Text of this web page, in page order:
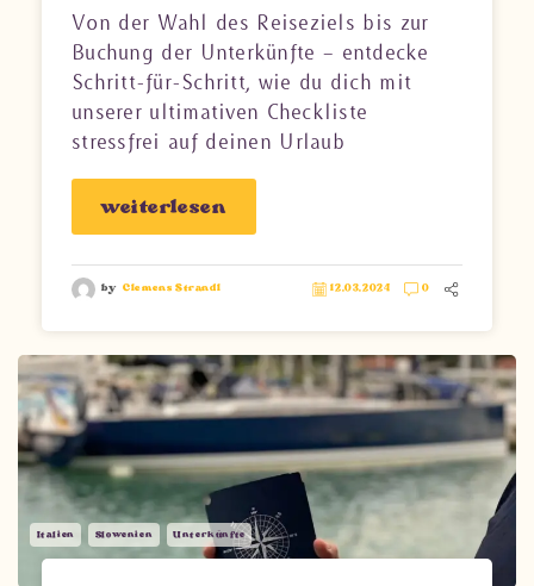
Von der Wahl des Reiseziels bis zur
Buchung der Unterkünfte – entdecke
Schritt-für-Schritt, wie du dich mit
unserer ultimativen Checkliste
stressfrei auf deinen Urlaub
Dokumenten, Gesundheitschecks,
Finanzen, Gepäck und vielem mehr.
Eine durchdachte Planung für eine
reibungslose Reise.
weiterlesen
by Clemens Strandl 12.03.2024 0
Italien Slowenien Unterkünfte